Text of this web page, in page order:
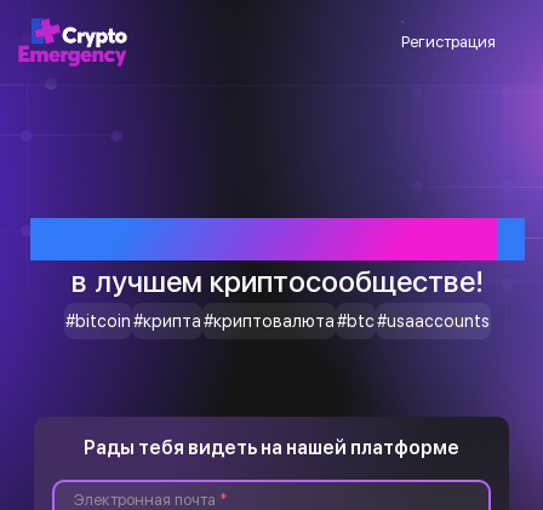
Регистрация
в лучшем криптосообществе!
#bitcoin#крипта#криптовалюта#btc#usaaccounts
Рады тебя видеть на нашей платформе
Электронная почта *